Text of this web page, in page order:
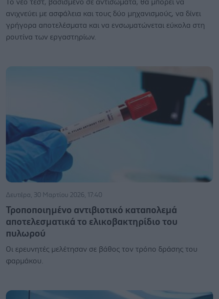
Το νέο τεστ, βασισμένο σε αντισώματα, θα μπορεί να
ανιχνεύει με ασφάλεια και τους δύο μηχανισμούς, να δίνει
γρήγορα αποτελέσματα και να ενσωματώνεται εύκολα στη
ρουτίνα των εργαστηρίων.
Δευτέρα, 30 Μαρτίου 2026, 17:40
Τροποποιημένο αντιβιοτικό καταπολεμά
αποτελεσματικά το ελικοβακτηρίδιο του
πυλωρού
Οι ερευνητές μελέτησαν σε βάθος τον τρόπο δράσης του
φαρμάκου.